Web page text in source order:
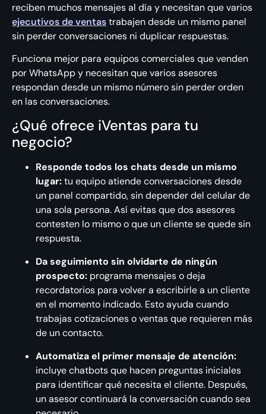
reciben muchos mensajes al día y necesitan que varios
ejecutivos de ventastrabajen desde un mismo panel
sin perder conversaciones ni duplicar respuestas.
Funciona mejor para equipos comerciales que venden
por WhatsApp y necesitan que varios asesores
respondan desde un mismo número sin perder orden
en las conversaciones.
¿Qué ofrece iVentas para tu
negocio?
Responde todos los chats desde un mismo
lugar:tu equipo atiende conversaciones desde
un panel compartido, sin depender del celular de
una sola persona. Así evitas que dos asesores
contesten lo mismo o que un cliente se quede sin
respuesta.
Da seguimiento sin olvidarte de ningún
prospecto: programa mensajes o deja
recordatorios para volver a escribirle a un cliente
en el momento indicado. Esto ayuda cuando
trabajas cotizaciones o ventas que requieren más
de un contacto.
Automatiza el primer mensaje de atención:
incluye chatbots que hacen preguntas iniciales
para identificar qué necesita el cliente. Después,
un asesor continuará la conversación cuando sea